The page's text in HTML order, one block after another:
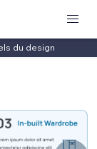
du design